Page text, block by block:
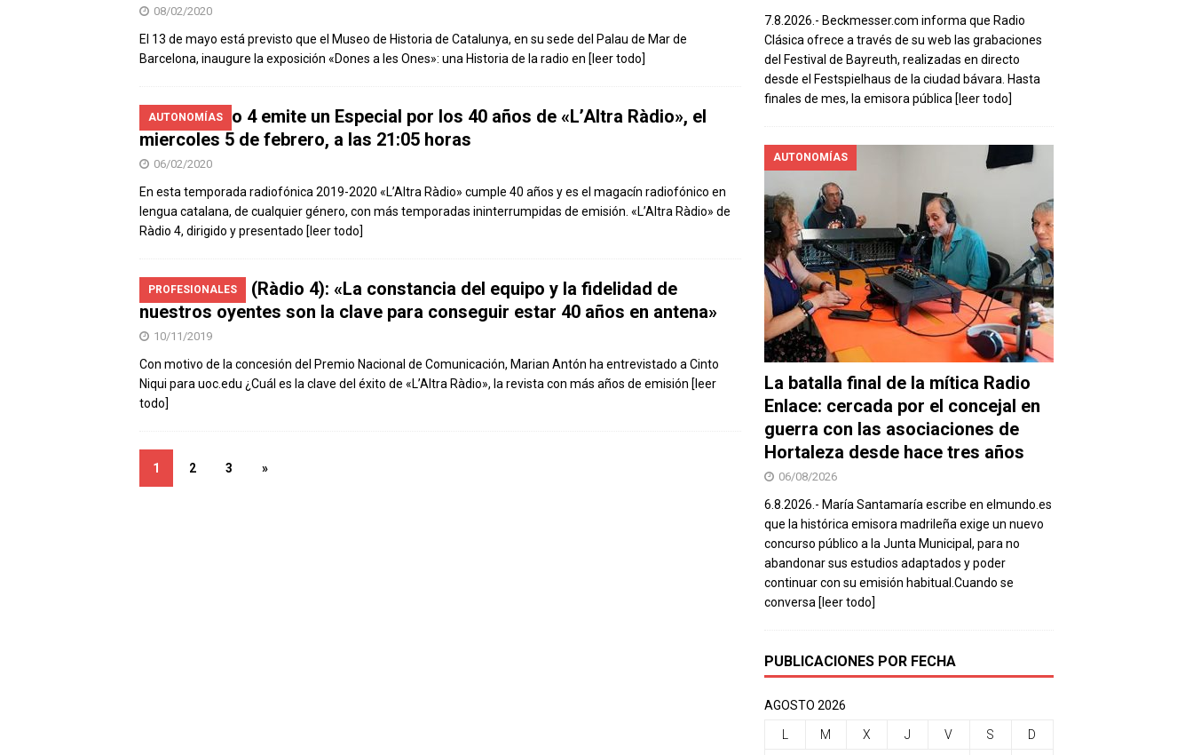
08/02/2020
El 13 de mayo está previsto que el Museo de Historia de Catalunya, en su sede del Palau de Mar de
Barcelona, ​​inaugure la exposición «Dones a les Ones»: una Historia de la radio en [leer todo]
AUTONOMÍAS
RNE Ràdio 4 emite un Especial por los 40 años de «L’Altra Ràdio», el
miercoles 5 de febrero, a las 21:05 horas
06/02/2020
En esta temporada radiofónica 2019-2020 «L’Altra Ràdio» cumple 40 años y es el magacín radiofónico en
lengua catalana, de cualquier género, con más temporadas ininterrumpidas de emisión. «L’Altra Ràdio» de
Ràdio 4, dirigido y presentado [leer todo]
PROFESIONALES
Cinto Niqui (Ràdio 4): «La constancia del equipo y la fidelidad de
nuestros oyentes son la clave para conseguir estar 40 años en antena»
10/11/2019
Con motivo de la concesión del Premio Nacional de Comunicación, Marian Antón ha entrevistado a Cinto
Niqui para uoc.edu ¿Cuál es la clave del éxito de «L’Altra Ràdio», la revista con más años de emisión [leer
todo]
1 2 3 »
7.8.2026.- Beckmesser.com informa que Radio
Clásica ofrece a través de su web las grabaciones
del Festival de Bayreuth, realizadas en directo
desde el Festspielhaus de la ciudad bávara. Hasta
finales de mes, la emisora pública [leer todo]
AUTONOMÍAS
La batalla final de la mítica Radio
Enlace: cercada por el concejal en
guerra con las asociaciones de
Hortaleza desde hace tres años
06/08/2026
6.8.2026.- María Santamaría escribe en elmundo.es
que la histórica emisora madrileña exige un nuevo
concurso público a la Junta Municipal, para no
abandonar sus estudios adaptados y poder
continuar con su emisión habitual.Cuando se
conversa [leer todo]
PUBLICACIONES POR FECHA
AGOSTO 2026
L M X J V S D